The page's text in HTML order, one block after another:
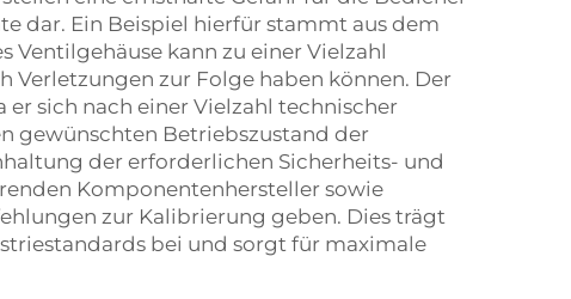
dar. Ein Beispiel hierfür stammt aus dem
Ventilgehäuse kann zu einer Vielzahl
zur Folge haben können. Der
sich nach einer Vielzahl technischer
gewünschten Betriebszustand der
der erforderlichen Sicherheits- und
Komponentenhersteller sowie
zur Kalibrierung geben. Dies trägt
bei und sorgt für maximale